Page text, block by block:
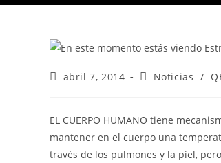
abril 7, 2014 Noticias /
EL CUERPO HUMANO tiene
mantener en el cuerpo una
través de los pulmones y la piel,